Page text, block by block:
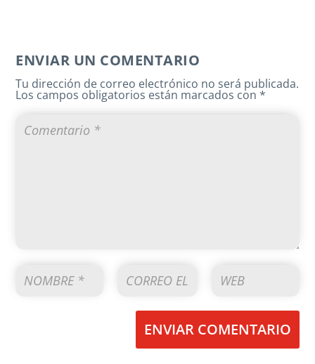
ENVIAR UN COMENTARIO
Tu dirección de correo electrónico no será publicada.
Los campos obligatorios están marcados con*
ENVIAR COMENTARIO